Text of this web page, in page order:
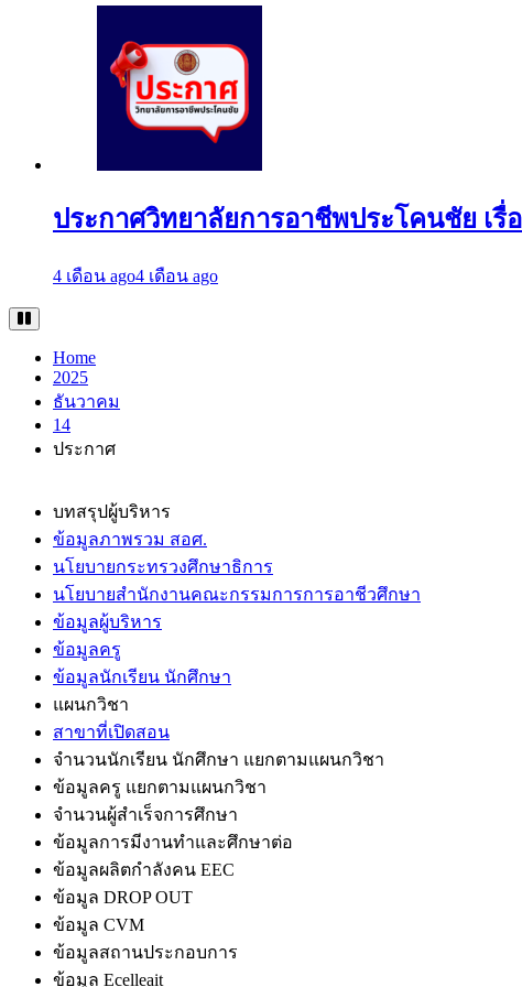
ประกาศวิทยาลัยการอาชีพประโคนชัย เรื่
4 เดือน ago4 เดือน ago
Home
2025
ธันวาคม
14
ประกาศ
บทสรุปผู้บริหาร
ข้อมูลภาพรวม สอศ.
นโยบายกระทรวงศึกษาธิการ
นโยบายสำนักงานคณะกรรมการการอาชีวศึกษา
ข้อมูลผู้บริหาร
ข้อมูลครู
ข้อมูลนักเรียน นักศึกษา
แผนกวิชา
สาขาที่เปิดสอน
จำนวนนักเรียน นักศึกษา แยกตามแผนกวิชา
ข้อมูลครู แยกตามแผนกวิชา
จำนวนผู้สำเร็จการศึกษา
ข้อมูลการมีงานทำและศึกษาต่อ
ข้อมูลผลิตกำลังคน EEC
ข้อมูล DROP OUT
ข้อมูล CVM
ข้อมูลสถานประกอบการ
ข้อมูล Ecelleait